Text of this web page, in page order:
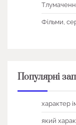
Фільми,
Популярні
характер
який